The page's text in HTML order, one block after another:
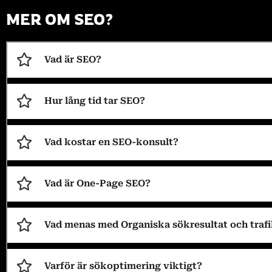
MER OM SEO?
Vad är SEO?
Hur lång tid tar SEO?
Vad kostar en SEO-konsult?
Vad är One-Page SEO?
Vad menas med Organiska sökresultat och
Varför är sökoptimering viktigt?